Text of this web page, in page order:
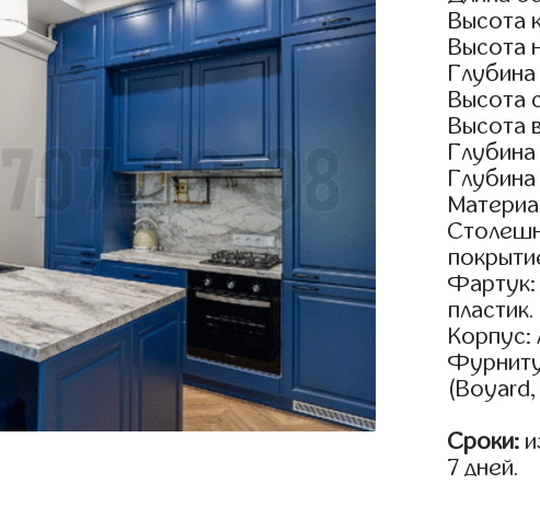
Высота
Высота
Высота
Высота
Фартук:
пластик.
Сроки:
7 дней.